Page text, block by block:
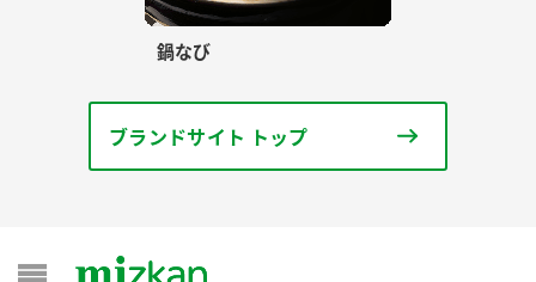
鍋なび
ブランドサイト トップ